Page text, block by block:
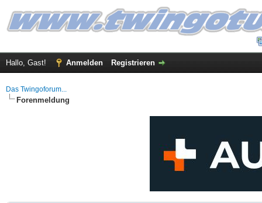
Hallo, Gast! Anmelden Registrieren
Das Twingoforum...
Forenmeldung